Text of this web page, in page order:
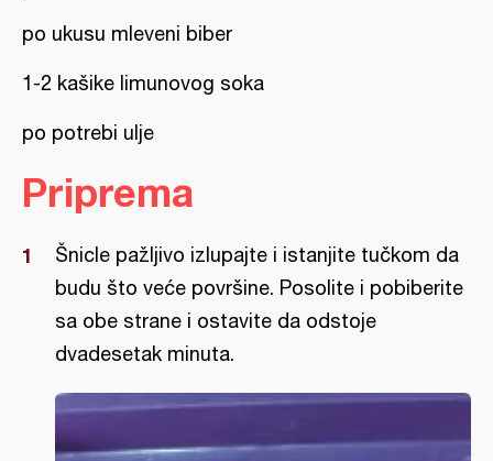
po ukusu mleveni biber
1-2 kašike limunovog soka
po potrebi ulje
Priprema
Šnicle pažljivo izlupajte i istanjite tučkom da
budu što veće površine. Posolite i pobiberite
sa obe strane i ostavite da odstoje
dvadesetak minuta.